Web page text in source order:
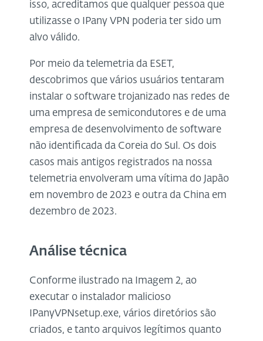
isso, acreditamos que qualquer pessoa que
utilizasse o IPany VPN poderia ter sido um
alvo válido.
Por meio da telemetria da ESET,
descobrimos que vários usuários tentaram
instalar o software trojanizado nas redes de
uma empresa de semicondutores e de uma
empresa de desenvolvimento de software
não identificada da Coreia do Sul. Os dois
casos mais antigos registrados na nossa
telemetria envolveram uma vítima do Japão
em novembro de 2023 e outra da China em
dezembro de 2023.
Análise técnica
Conforme ilustrado na Imagem 2, ao
executar o instalador malicioso
IPanyVPNsetup.exe, vários diretórios são
criados, e tanto arquivos legítimos quanto